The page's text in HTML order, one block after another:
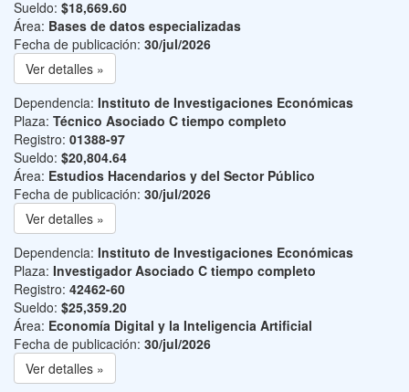
Sueldo: $18,669.60
Área: Bases de datos especializadas
Fecha de publicación: 30/jul/2026
Ver detalles »
Dependencia: Instituto de Investigaciones Económicas
Plaza: Técnico Asociado C tiempo completo
Registro: 01388-97
Sueldo: $20,804.64
Área: Estudios Hacendarios y del Sector Público
Fecha de publicación: 30/jul/2026
Ver detalles »
Dependencia: Instituto de Investigaciones Económicas
Plaza: Investigador Asociado C tiempo completo
Registro: 42462-60
Sueldo: $25,359.20
Área: Economía Digital y la Inteligencia Artificial
Fecha de publicación: 30/jul/2026
Ver detalles »